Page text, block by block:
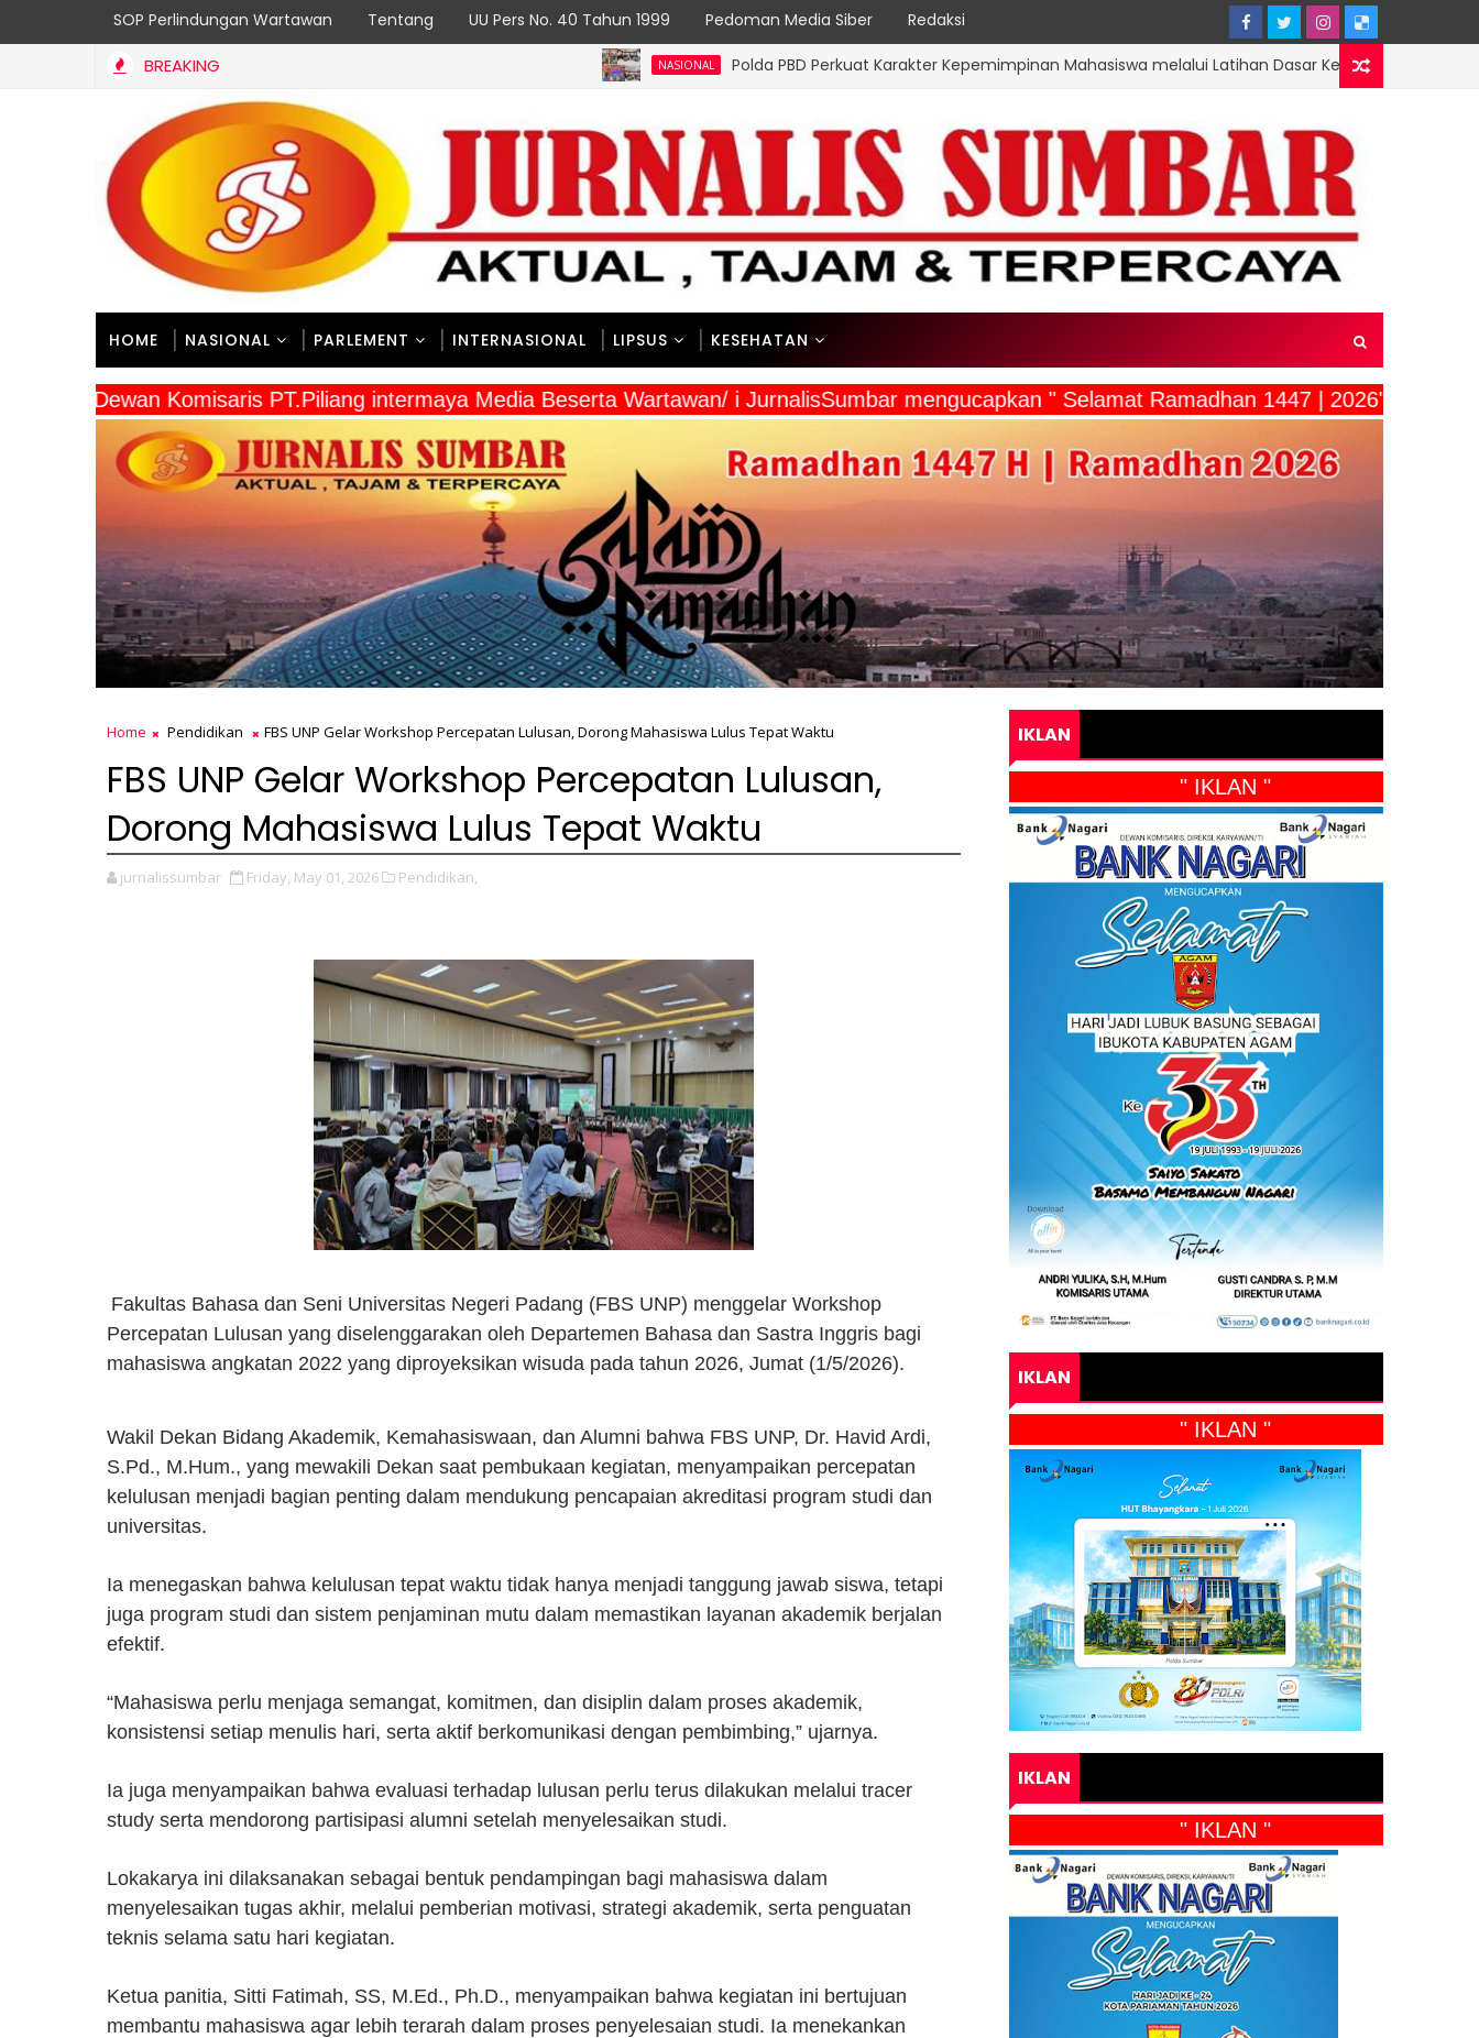
SOP Perlindungan Wartawan Tentang UU Pers No. 40 Tahun 1999 Pedoman Media Siber Redaksi
BREAKING
Polda PBD Perkuat Karakter Kepemimpinan Mahasiswa melalui Latihan Dasar Kepemimpinan di Universitas
Kesehatan di Pulau Kasim
HOME NASIONAL PARLEMENT INTERNASIONAL LIPSUS KESEHATAN
" Dewan Komisaris PT.Piliang intermaya Media Beserta Wartawan/ i JurnalisSumbar mengucapkan " Selamat Ramadhan 1447 | 2026"
Home Pendidikan FBS UNP Gelar Workshop Percepatan Lulusan, Dorong Mahasiswa Lulus Tepat Waktu
FBS UNP Gelar Workshop Percepatan Lulusan,
Dorong Mahasiswa Lulus Tepat Waktu
jurnalissumbar Friday, May 01, 2026 Pendidikan,
Fakultas Bahasa dan Seni Universitas Negeri Padang (FBS UNP) menggelar Workshop
Percepatan Lulusan yang diselenggarakan oleh Departemen Bahasa dan Sastra Inggris bagi
mahasiswa angkatan 2022 yang diproyeksikan wisuda pada tahun 2026, Jumat (1/5/2026).
Wakil Dekan Bidang Akademik, Kemahasiswaan, dan Alumni bahwa FBS UNP, Dr. Havid Ardi,
S.Pd., M.Hum., yang mewakili Dekan saat pembukaan kegiatan, menyampaikan percepatan
kelulusan menjadi bagian penting dalam mendukung pencapaian akreditasi program studi dan
universitas.
Ia menegaskan bahwa kelulusan tepat waktu tidak hanya menjadi tanggung jawab siswa, tetapi
juga program studi dan sistem penjaminan mutu dalam memastikan layanan akademik berjalan
efektif.
“Mahasiswa perlu menjaga semangat, komitmen, dan disiplin dalam proses akademik,
konsistensi setiap menulis hari, serta aktif berkomunikasi dengan pembimbing,” ujarnya.
Ia juga menyampaikan bahwa evaluasi terhadap lulusan perlu terus dilakukan melalui tracer
study serta mendorong partisipasi alumni setelah menyelesaikan studi.
Lokakarya ini dilaksanakan sebagai bentuk pendampingan bagi mahasiswa dalam
menyelesaikan tugas akhir, melalui pemberian motivasi, strategi akademik, serta penguatan
teknis selama satu hari kegiatan.
Ketua panitia, Sitti Fatimah, SS, M.Ed., Ph.D., menyampaikan bahwa kegiatan ini bertujuan
membantu mahasiswa agar lebih terarah dalam proses penyelesaian studi. Ia menekankan
IKLAN
" IKLAN "
IKLAN
" IKLAN "
IKLAN
" IKLAN "